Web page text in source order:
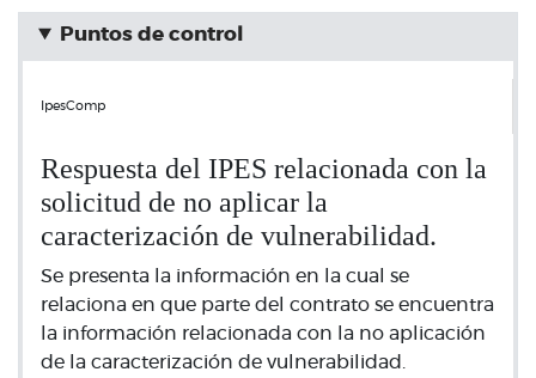
Puntos de control
IpesComp
Respuesta del IPES relacionada con la
solicitud de no aplicar la
caracterización de vulnerabilidad.
Se presenta la información en la cual se
relaciona en que parte del contrato se encuentra
la información relacionada con la no aplicación
de la caracterización de vulnerabilidad.